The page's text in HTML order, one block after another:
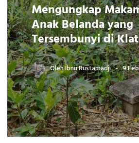
Mengungkap
Anak Belanda yang
Tersembunyi di
OlehIbnu Rustamadji 9